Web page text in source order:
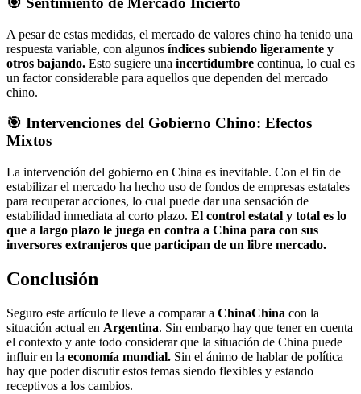
A pesar de estas medidas, el mercado de valores chino ha tenido una
respuesta variable, con algunos índices subiendo ligeramente y
otros bajando. Esto sugiere una incertidumbre continua, lo cual es
un factor considerable para aquellos que dependen del mercado
chino.
🎯 Intervenciones del Gobierno Chino: Efectos
Mixtos
La intervención del gobierno en China es inevitable. Con el fin de
estabilizar el mercado ha hecho uso de fondos de empresas estatales
para recuperar acciones, lo cual puede dar una sensación de
estabilidad inmediata al corto plazo. El control estatal y total es lo
que a largo plazo le juega en contra a China para con sus
inversores extranjeros que participan de un libre mercado.
Conclusión
Seguro este artículo te lleve a comparar a ChinaChina con la
situación actual en Argentina. Sin embargo hay que tener en cuenta
el contexto y ante todo considerar que la situación de China puede
influir en la economía mundial. Sin el ánimo de hablar de política
hay que poder discutir estos temas siendo flexibles y estando
receptivos a los cambios.